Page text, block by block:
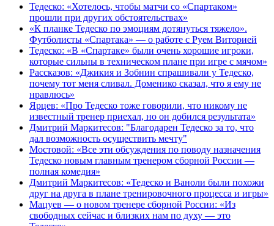
Тедеско: «Хотелось, чтобы матчи со «Спартаком»
прошли при других обстоятельствах»
«К планке Тедеско по эмоциям дотянуться тяжело».
Футболисты «Спартака» — о работе с Руем Виторией
Тедеско: «В «Спартаке» были очень хорошие игроки,
которые сильны в техническом плане при игре с мячом»
Рассказов: «Джикия и Зобнин спрашивали у Тедеско,
почему тот меня сливал. Доменико сказал, что я ему не
нравлюсь»
Ярцев: «Про Тедеско тоже говорили, что никому не
известный тренер приехал, но он добился результата»
Дмитрий Маркитесов: "Благодарен Тедеско за то, что
дал возможность осуществить мечту"
Мостовой: «Все эти обсуждения по поводу назначения
Тедеско новым главным тренером сборной России —
полная комедия»
Дмитрий Маркитесов: «Тедеско и Ваноли были похожи
друг на друга в плане тренировочного процесса и игры»
Мацуев — о новом тренере сборной России: «Из
свободных сейчас и близких нам по духу — это